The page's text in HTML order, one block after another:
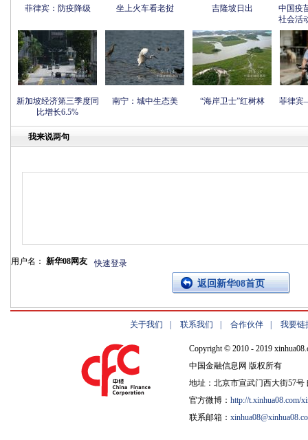
菲律宾：防疫降级 坐上火车看老挝 吉隆坡日出
中国疫
社会活
新加坡经济第三季度同
比增长6.5%
南宁：城中生态美 “海岸卫士”红树林 菲律宾
我来说两句
用户名： 新华08网友 快速登录
返回新华08首页
关于我们 联系我们 合作伙伴 我要链
Copyright © 2010 - 2019
中国金融信息网 版权所有
地址：北京市宣武门西大街57号
官方微博： http://t.xinhua08.com/
联系邮箱：